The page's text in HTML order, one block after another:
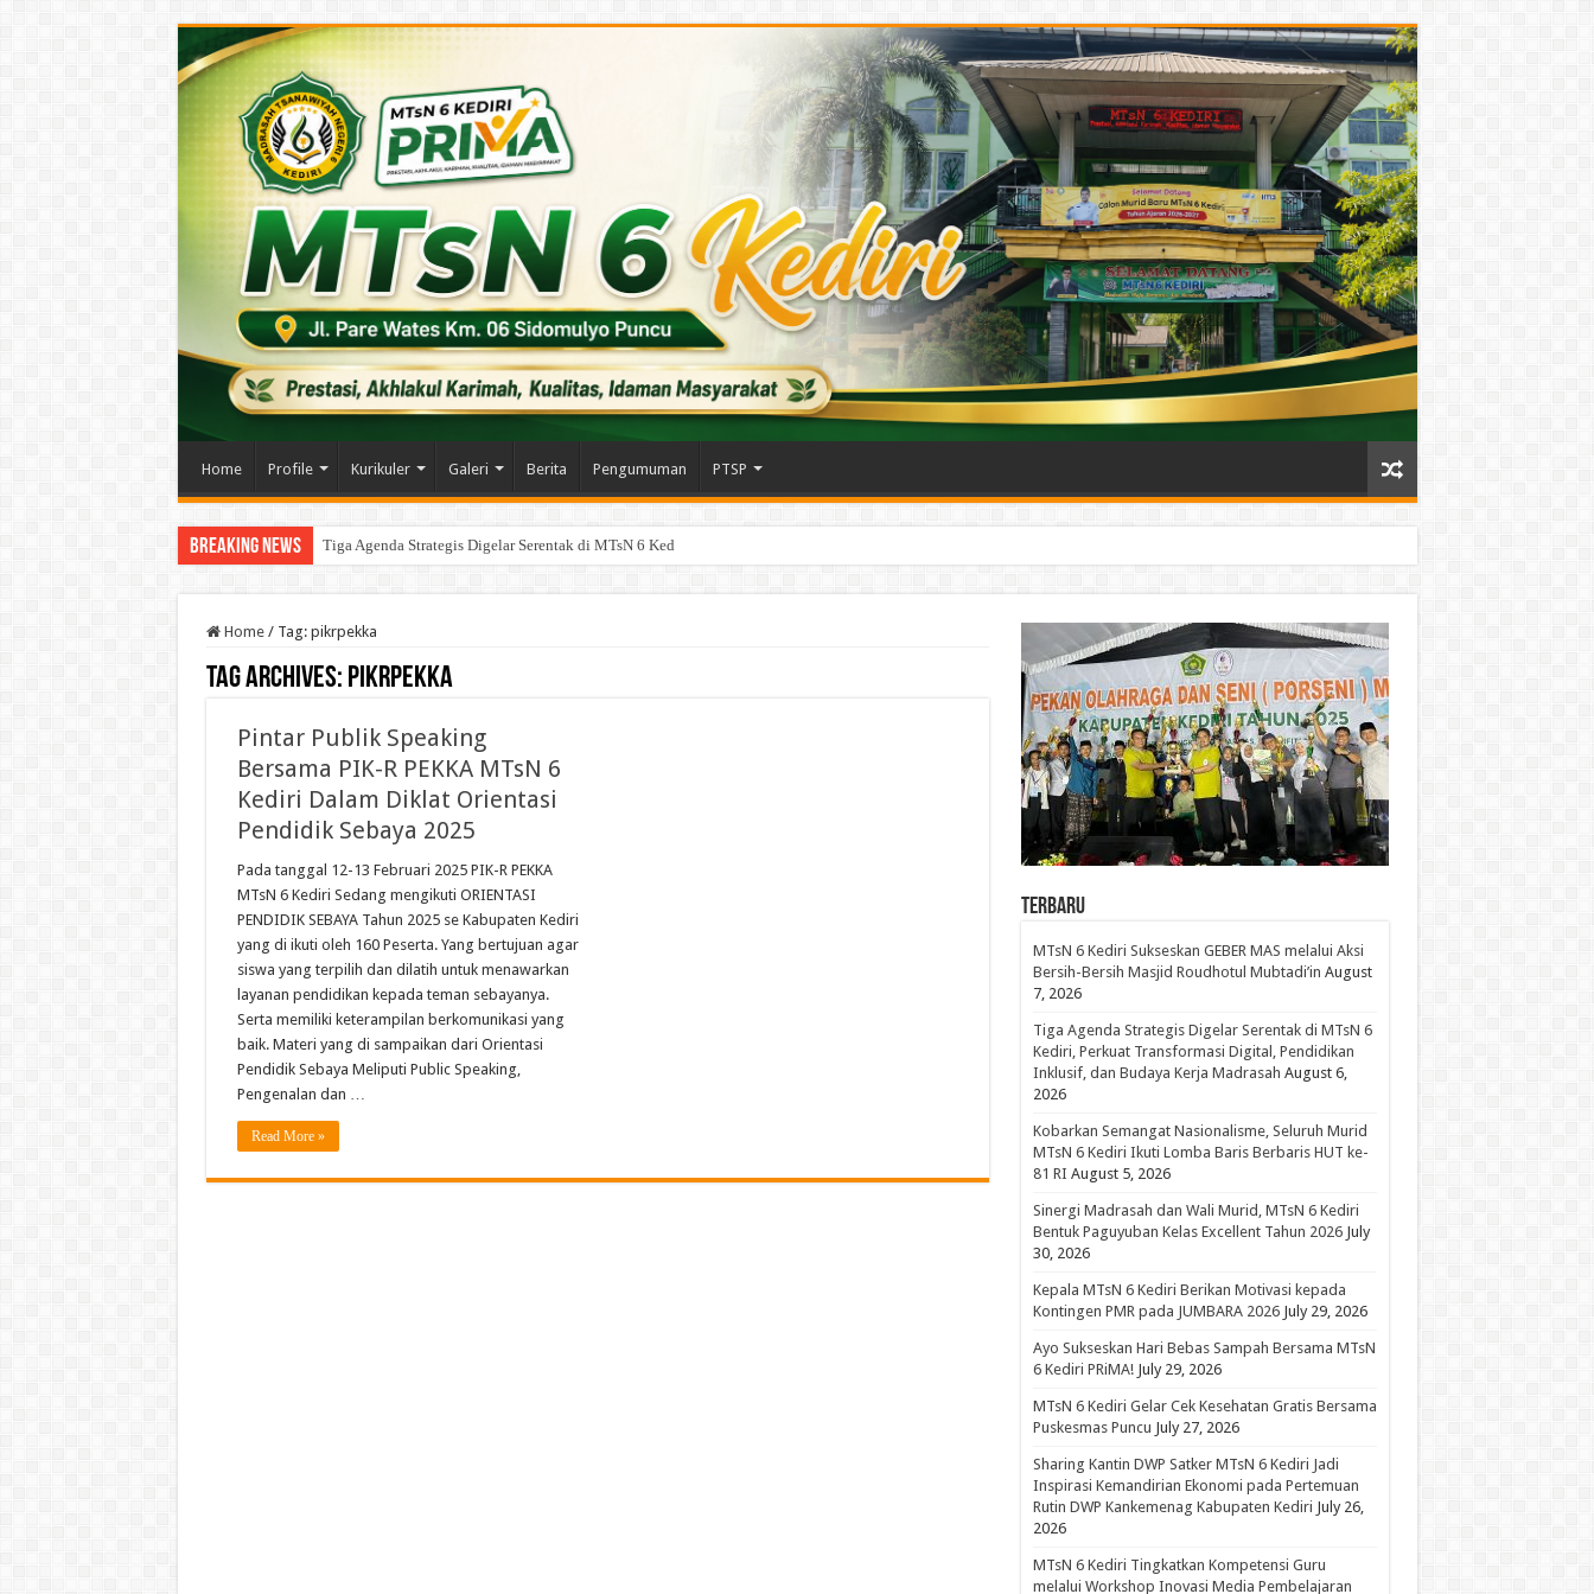
Home Profile Kurikuler Galeri Berita Pengumuman PTSP
Breaking News Tiga Agenda Strategis Digelar Serentak di MTsN 6 Kediri, Perkuat Transfo
Home / Tag: pikrpekka
Tag Archives: pikrpekka
Pintar Publik Speaking
Bersama PIK-R PEKKA MTsN 6
Kediri Dalam Diklat Orientasi
Pendidik Sebaya 2025
Pada tanggal 12-13 Februari 2025 PIK-R PEKKA
MTsN 6 Kediri Sedang mengikuti ORIENTASI
PENDIDIK SEBAYA Tahun 2025 se Kabupaten Kediri
yang di ikuti oleh 160 Peserta. Yang bertujuan agar
siswa yang terpilih dan dilatih untuk menawarkan
layanan pendidikan kepada teman sebayanya.
Serta memiliki keterampilan berkomunikasi yang
baik. Materi yang di sampaikan dari Orientasi
Pendidik Sebaya Meliputi Public Speaking,
Pengenalan dan …
Read More »
Terbaru
MTsN 6 Kediri Sukseskan GEBER MAS melalui Aksi
Bersih-Bersih Masjid Roudhotul Mubtadi’in August
7, 2026
Tiga Agenda Strategis Digelar Serentak di MTsN 6
Kediri, Perkuat Transformasi Digital, Pendidikan
Inklusif, dan Budaya Kerja Madrasah August 6,
2026
Kobarkan Semangat Nasionalisme, Seluruh Murid
MTsN 6 Kediri Ikuti Lomba Baris Berbaris HUT ke-
81 RI August 5, 2026
Sinergi Madrasah dan Wali Murid, MTsN 6 Kediri
Bentuk Paguyuban Kelas Excellent Tahun 2026 July
30, 2026
Kepala MTsN 6 Kediri Berikan Motivasi kepada
Kontingen PMR pada JUMBARA 2026 July 29, 2026
Ayo Sukseskan Hari Bebas Sampah Bersama MTsN
6 Kediri PRiMA! July 29, 2026
MTsN 6 Kediri Gelar Cek Kesehatan Gratis Bersama
Puskesmas Puncu July 27, 2026
Sharing Kantin DWP Satker MTsN 6 Kediri Jadi
Inspirasi Kemandirian Ekonomi pada Pertemuan
Rutin DWP Kankemenag Kabupaten Kediri July 26,
2026
MTsN 6 Kediri Tingkatkan Kompetensi Guru
melalui Workshop Inovasi Media Pembelajaran